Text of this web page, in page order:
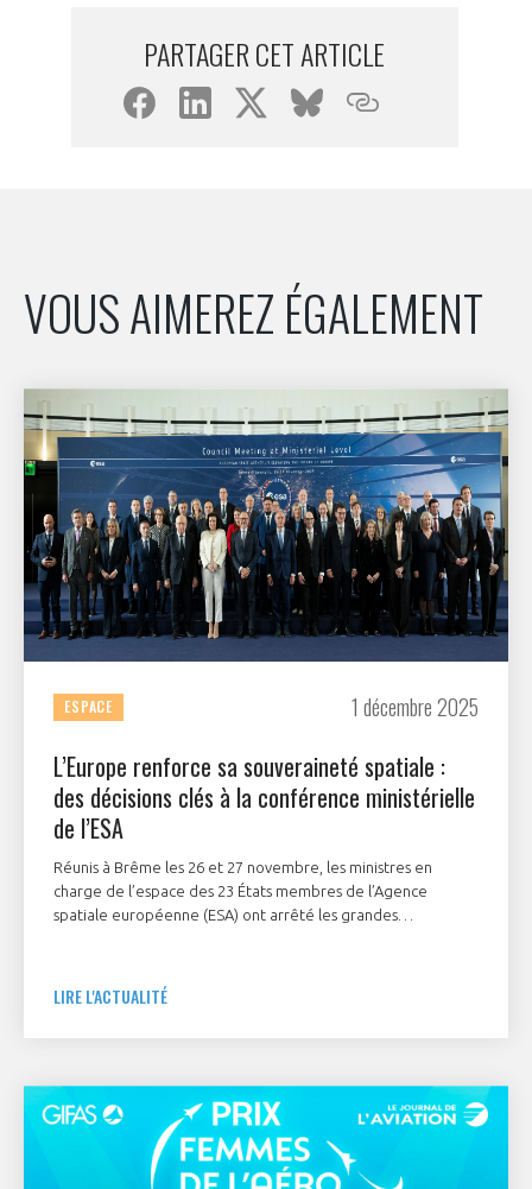
PARTAGER CET ARTICLE
VOUS AIMEREZ ÉGALEMENT
ESPACE 1 décembre 2025
L’Europe renforce sa souveraineté spatiale :
des décisions clés à la conférence ministérielle
de l’ESA
Réunis à Brême les 26 et 27 novembre, les ministres en
charge de l’espace des 23 États membres de l’Agence
spatiale européenne (ESA) ont arrêté les grandes
LIRE L'ACTUALITÉ